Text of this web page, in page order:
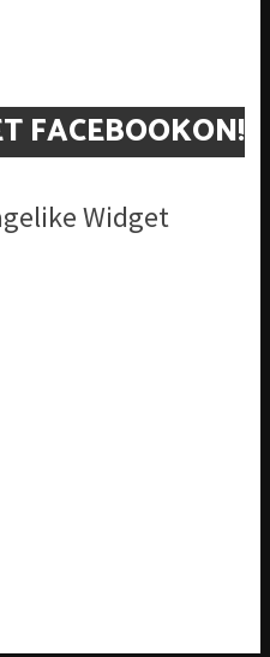
FACEBOOKON!